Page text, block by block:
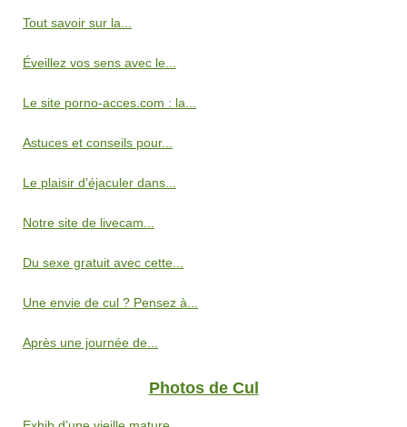
Tout savoir sur la...
Éveillez vos sens avec le...
Le site porno-acces.com : la...
Astuces et conseils pour...
Le plaisir d’éjaculer dans...
Notre site de livecam...
Du sexe gratuit avec cette...
Une envie de cul ? Pensez à...
Après une journée de...
Photos de Cul